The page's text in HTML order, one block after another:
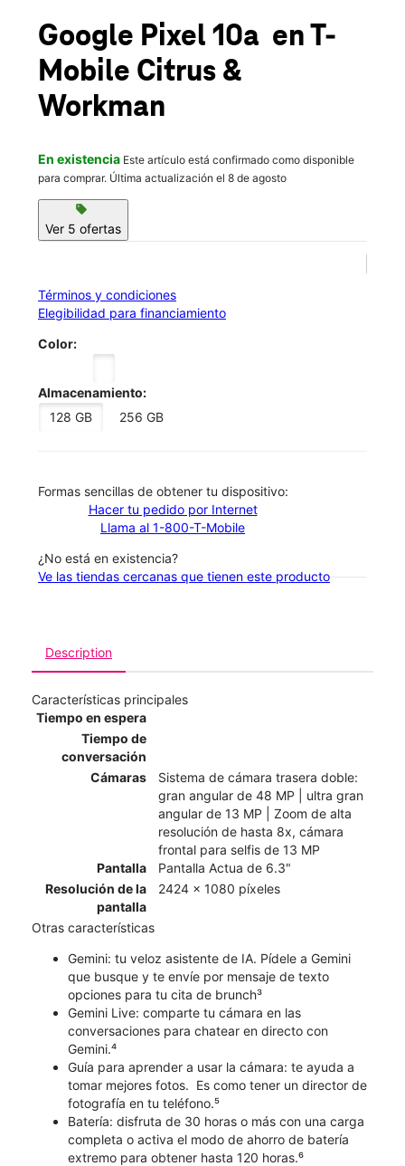
location_on
235 N Citrus Street Ste B West Covina, CA 91791
Google Pixel 10a en T-
Mobile Citrus &
Workman
En existencia Este artículo está confirmado como disponible
para comprar. Última actualización el 8 de agosto
sell
Ver 5 ofertas
Términos y condiciones
Elegibilidad para financiamiento
Color:
Almacenamiento:
128 GB
256 GB
​​​​​​​Formas sencillas de obtener tu dispositivo:
Hacer tu pedido por Internet
Llama al 1-800-T-Mobile
¿No está en existencia?
Ve las tiendas cercanas que tienen este producto
Description
Características principales
Tiempo en espera
Tiempo de
conversación
Cámaras
Sistema de cámara trasera doble:
gran angular de 48 MP | ultra gran
angular de 13 MP | Zoom de alta
resolución de hasta 8x, cámara
frontal para selfis de 13 MP
Pantalla
Pantalla Actua de 6.3"
Resolución de la
pantalla
2424 x 1080 píxeles
Otras características
Gemini: tu veloz asistente de IA. Pídele a Gemini
que busque y te envíe por mensaje de texto
opciones para tu cita de brunch³
Gemini Live: comparte tu cámara en las
conversaciones para chatear en directo con
Gemini.⁴
Guía para aprender a usar la cámara: te ayuda a
tomar mejores fotos. Es como tener un director de
fotografía en tu teléfono.⁵
Batería: disfruta de 30 horas o más con una carga
completa o activa el modo de ahorro de batería
extremo para obtener hasta 120 horas.⁶